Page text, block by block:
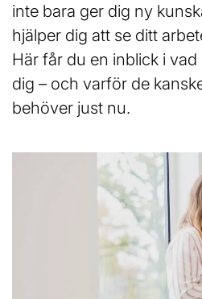
inte bara ger dig ny
hjälper dig att se ditt
Här får du en inblick i
dig – och varför de
behöver just nu.